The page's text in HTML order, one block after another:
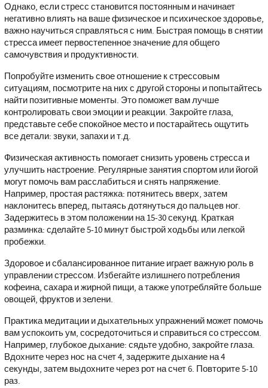
Однако, если стресс становится постоянным и начинает
негативно влиять на ваше физическое и психическое здоровье,
важно научиться справляться с ним. Быстрая помощь в снятии
стресса имеет первостепенное значение для общего
самочувствия и продуктивности.
Попробуйте изменить свое отношение к стрессовым
ситуациям, посмотрите на них с другой стороны и попытайтесь
найти позитивные моменты. Это поможет вам лучше
контролировать свои эмоции и реакции. Закройте глаза,
представьте себе спокойное место и постарайтесь ощутить
все детали: звуки, запахи и т.д.
Физическая активность помогает снизить уровень стресса и
улучшить настроение. Регулярные занятия спортом или йогой
могут помочь вам расслабиться и снять напряжение.
Например, простая растяжка: потянитесь вверх, затем
наклонитесь вперед, пытаясь дотянуться до пальцев ног.
Задержитесь в этом положении на 15-30 секунд. Краткая
разминка: сделайте 5-10 минут быстрой ходьбы или легкой
пробежки.
Здоровое и сбалансированное питание играет важную роль в
управлении стрессом. Избегайте излишнего потребления
кофеина, сахара и жирной пищи, а также употребляйте больше
овощей, фруктов и зелени.
Практика медитации и дыхательных упражнений может помочь
вам успокоить ум, сосредоточиться и справиться со стрессом.
Например, глубокое дыхание: сядьте удобно, закройте глаза.
Вдохните через нос на счет 4, задержите дыхание на 4
секунды, затем выдохните через рот на счет 6. Повторите 5-10
раз.